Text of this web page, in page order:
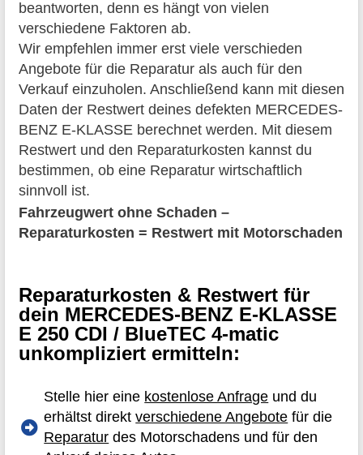
beantworten, denn es hängt von vielen
verschiedene Faktoren ab.
Wir empfehlen immer erst viele verschieden
Angebote für die Reparatur als auch für den
Verkauf einzuholen. Anschließend kann mit diesen
Daten der Restwert deines defekten MERCEDES-
BENZ E-KLASSE berechnet werden. Mit diesem
Restwert und den Reparaturkosten kannst du
bestimmen, ob eine Reparatur wirtschaftlich
sinnvoll ist.
Fahrzeugwert ohne Schaden –
Reparaturkosten = Restwert mit Motorschaden
Reparaturkosten & Restwert für
dein MERCEDES-BENZ E-KLASSE
E 250 CDI / BlueTEC 4-matic
unkompliziert ermitteln:
Stelle hier eine kostenlose Anfrage und du
erhältst direktverschiedene Angebote für die
Reparatur des Motorschadens und für den